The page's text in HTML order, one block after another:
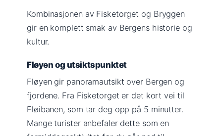
Kombinasjonen av Fisketorget og Bryggen
gir en komplett smak av Bergens historie og
kultur.
Fløyen og utsiktspunktet
Fløyen gir panoramautsikt over Bergen og
fjordene. Fra Fisketorget er det kort vei til
Fløibanen, som tar deg opp på 5 minutter.
Mange turister anbefaler dette som en